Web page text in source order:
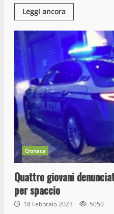
Leggi ancora
Cronaca
Quattro giovani
per spaccio
18 Febbraio 2023 5050